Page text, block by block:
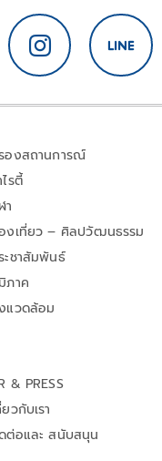
องสถานการณ์
รตี้
า
งเที่ยว – ศิลปวัฒนธรรม
ะชาสัมพันธ์
ภาค
แวดล้อม
& PRESS
ยวกับเรา
ต่อและ สนับสนุน